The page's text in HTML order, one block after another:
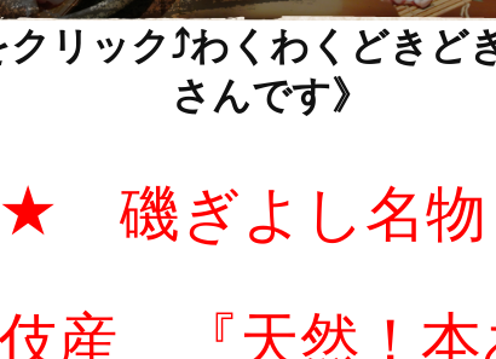
リック⤴わくわくどきど
さんです》
磯ぎよし名
産 『天然！本